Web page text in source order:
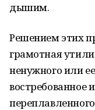
дышим.
Решением этих
грамотная
ненужного или
востребованное